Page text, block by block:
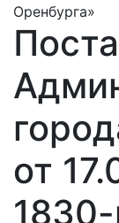
Оренбурга»
от